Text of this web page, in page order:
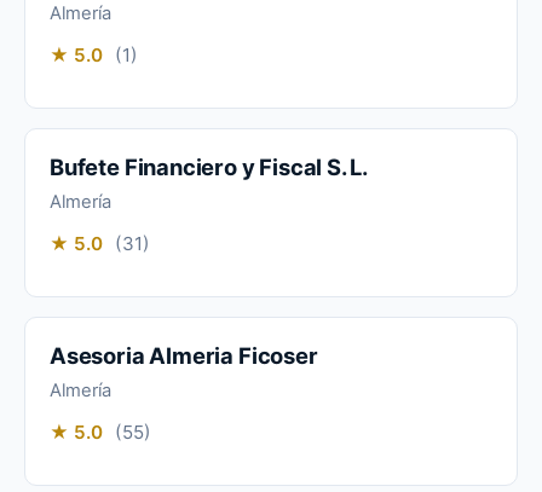
Almería
★ 5.0 (1)
Bufete Financiero y Fiscal S. L.
Almería
★ 5.0 (31)
Asesoria Almeria Ficoser
Almería
★ 5.0 (55)